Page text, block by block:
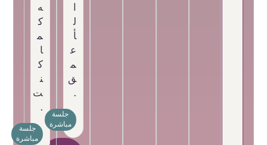
ا
ل
أ
ع
م
ق
.
جلسة
مباشرة
ه
ك
م
ا
ك
ن
ت
.
جلسة
مباشرة